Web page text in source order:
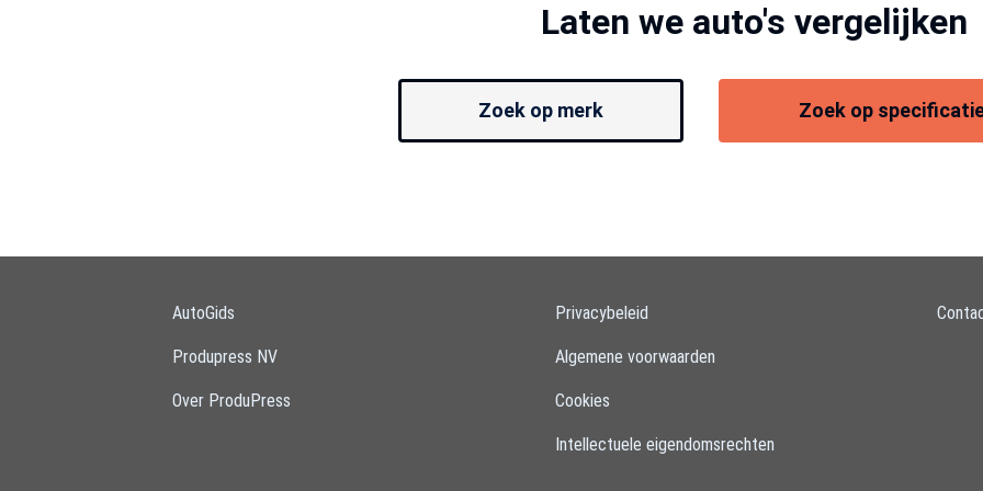
Laten we auto's vergelijken
Zoek op merk Zoek op
AutoGids
Produpress NV
Over ProduPress
Privacybeleid
Algemene voorwaarden
Cookies
Intellectuele eigendomsrechten